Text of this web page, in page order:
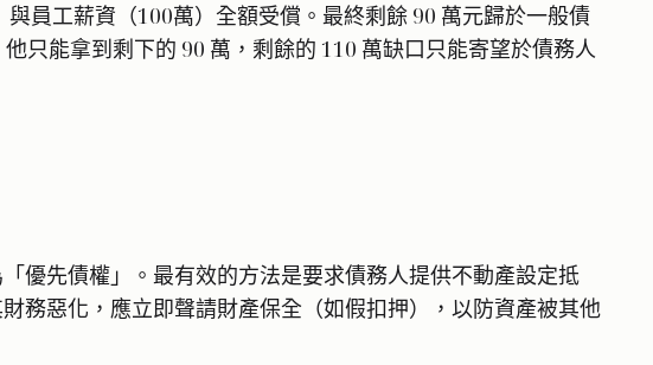
員工薪資（100萬）全額受償。最終剩餘 90 萬元歸於一般債
只能拿到剩下的 90 萬，剩餘的 110 萬缺口只能寄望於債務人
優先債權」。最有效的方法是要求債務人提供不動產設定抵
務惡化，應立即聲請財產保全（如假扣押），以防資產被其他